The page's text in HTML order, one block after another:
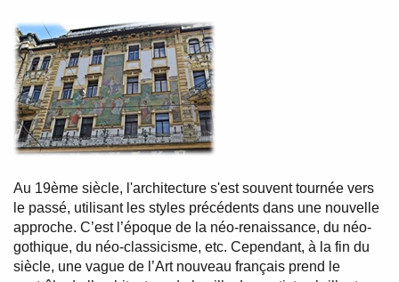
Au 19ème siècle, l'architecture s'est souvent tournée vers
le passé, utilisant les styles précédents dans une nouvelle
approche. C’est l’époque de la néo-renaissance, du néo-
gothique, du néo-classicisme, etc. Cependant, à la fin du
siècle, une vague de l’Art nouveau français prend le